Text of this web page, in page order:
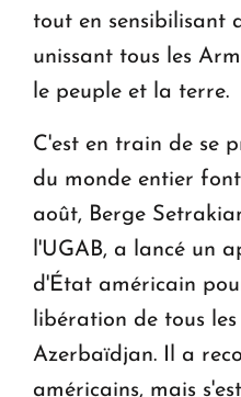
tout en sensibilisant
unissant tous les
le peuple et la terre.
C'est en train de se
du monde entier
août, Berge
l'UGAB, a lancé un
d'État américain
libération de tous
Azerbaïdjan. Il a
américains, mais